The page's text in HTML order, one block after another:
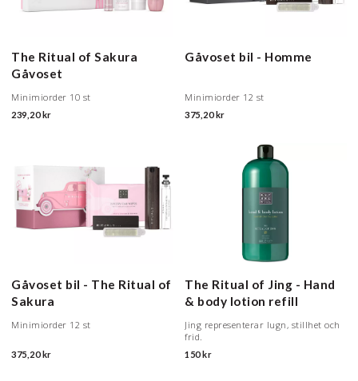
The Ritual of Sakura
Gåvoset
Minimiorder 10 st
239,20 kr
Gåvoset bil - Homme
Minimiorder 12 st
375,20 kr
Gåvoset bil - The Ritual of
Sakura
Minimiorder 12 st
375,20 kr
The Ritual of Jing - Hand
& body lotion refill
Jing representerar lugn, stillhet och
frid.
150 kr